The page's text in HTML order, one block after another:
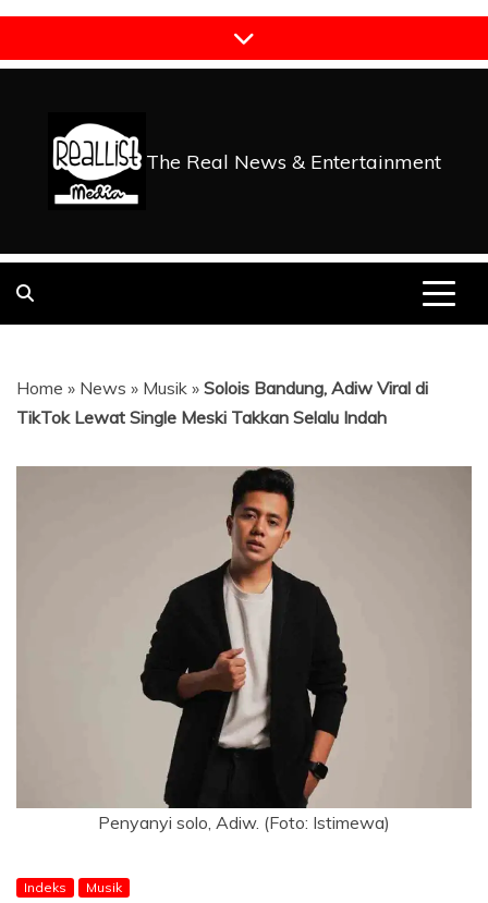
Skip
content
The Real News & Entertainment
Home » News » Musik » Solois Bandung, Adiw Viral di
TikTok Lewat Single Meski Takkan Selalu Indah
Penyanyi solo, Adiw. (Foto: Istimewa)
Indeks Musik